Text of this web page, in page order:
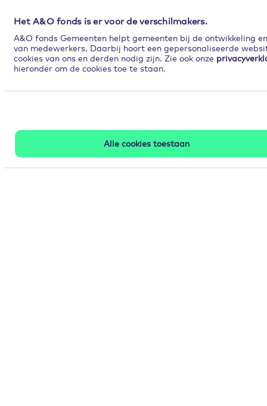
Het A&O fonds is er voor de verschilmakers.
A&O fonds Gemeenten helpt gemeenten bij de ontwikkeling
van medewerkers. Daarbij hoort een gepersonaliseerde
cookies van ons en derden nodig zijn. Zie ook onze
hieronder om de cookies toe te staan.
Alle cookies toestaan